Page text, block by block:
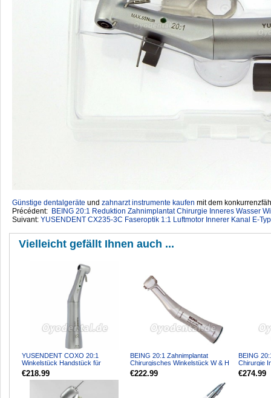
Günstige dentalgeräte ‎ und zahnarzt instrumente kaufen mit dem
Précédent: BEING 20:1 Reduktion Zahnimplantat Chirurgie Inneres Wasser
Suivant: YUSENDENT CX235-3C Faseroptik 1:1 Luftmotor Innerer Kanal E-
Vielleicht gefällt Ihnen auch ...
YUSENDENT COXO 20:1
Winkelstück Handstück für
Zahnimplantatchirurgie CX235C6-
19
€218.99
BEING 20:1 Zahnimplantat
Chirurgisches Winkelstück W & H
WI-75
€222.99
BEING
Chirurgie
Glas...
€274.99